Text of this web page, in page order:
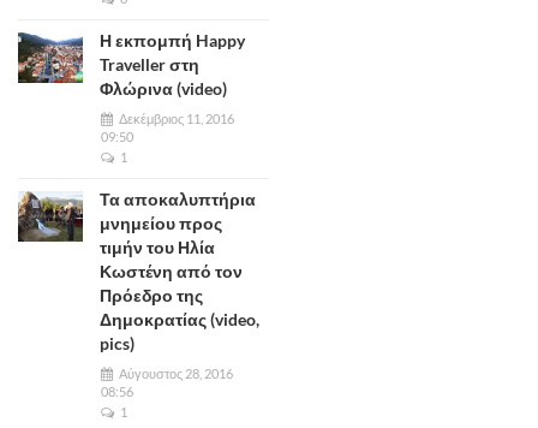
Η εκπομπή Happy
Traveller στη
Φλώρινα (video)
Δεκέμβριος 11, 2016
09:50
1
Τα αποκαλυπτήρια
μνημείου προς
τιμήν του Ηλία
Κωστένη από τον
Πρόεδρο της
Δημοκρατίας (video,
pics)
Αύγουστος 28, 2016
08:56
1